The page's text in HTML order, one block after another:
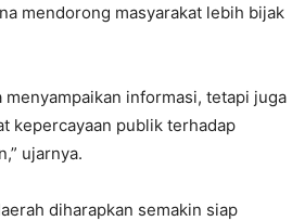
mendorong masyarakat lebih bijak
informasi, tetapi juga
kepercayaan publik terhadap
ujarnya.
diharapkan semakin siap